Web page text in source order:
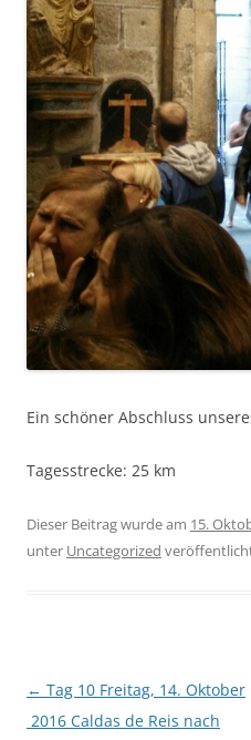
Ein schöner Abschluss
Tagesstrecke: 25 km
Dieser Beitrag wurde am 15.
unter Uncategorized
Beitragsnavigation
← Tag 10 Freitag, 14. Oktober
2016 Caldas de Reis nach